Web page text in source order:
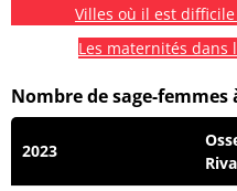
Villes où il est
Les maternités dans
Nombre de sage-
2023